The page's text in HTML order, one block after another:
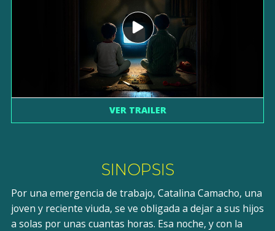
VER TRAILER
SINOPSIS
Por una emergencia de trabajo, Catalina Camacho, una
joven y reciente viuda, se ve obligada a dejar a sus hijos
a solas por unas cuantas horas. Esa noche, y con la